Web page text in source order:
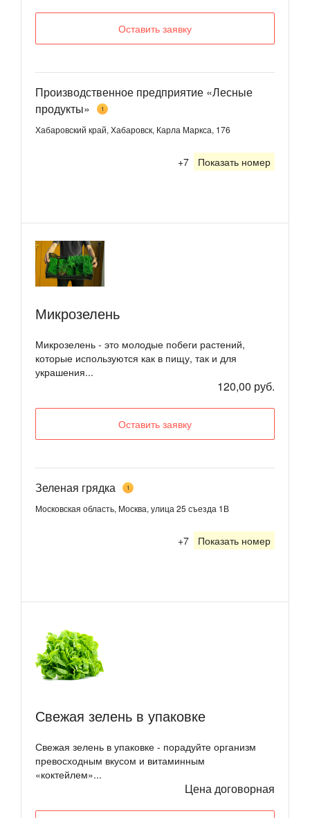
Оставить заявку
Производственное предприятие «Лесные
продукты»
1
Хабаровский край, Хабаровск, Карла Маркса, 176
+7 Показать номер
Микрозелень
Микрозелень - это молодые побеги растений,
которые используются как в пищу, так и для
украшения...
120,00 руб.
Оставить заявку
Зеленая грядка 1
Московская область, Москва, улица 25 съезда 1В
+7 Показать номер
Свежая зелень в упаковке
Свежая зелень в упаковке - порадуйте организм
превосходным вкусом и витаминным
«коктейлем»...
Цена договорная